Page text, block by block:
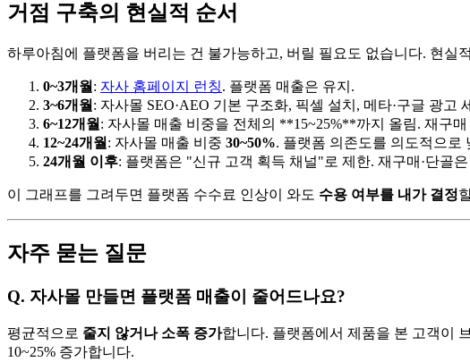
거점 구축의 현실적 순서
하루아침에 플랫폼을 버리는 건 불가능하고, 버릴 필요도 없습니다. 현실
0~3개월 : 자사 홈페이지 런칭. 플랫폼 매출은 유지.
3~6개월 : 자사몰 SEO·AEO 기본 구조화, 픽셀 설치, 메타·구글 광
6~12개월 : 자사몰 매출 비중을 전체의 **15~25%**까지 올림. 재구
12~24개월 : 자사몰 매출 비중 30~50%. 플랫폼 의존도를 의도적으로
24개월 이후: 플랫폼은 "신규 고객 획득 채널"로 제한. 재구매·단골
이 그래프를 그려두면 플랫폼 수수료 인상이 와도 수용 여부를 내가 결정
자주 묻는 질문
Q. 자사몰 만들면 플랫폼 매출이 줄어드나요?
평균적으로 줄지 않거나 소폭 증가합니다. 플랫폼에서 제품을 본 고객이
10~25% 증가합니다.